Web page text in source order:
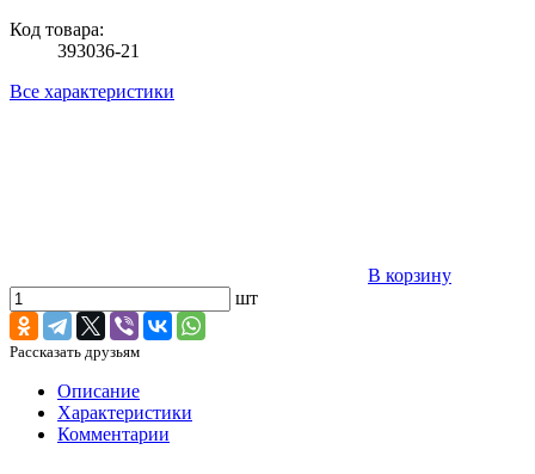
Код товара:
393036-21
Все характеристики
В корзину
шт
Рассказать друзьям
Описание
Характеристики
Комментарии